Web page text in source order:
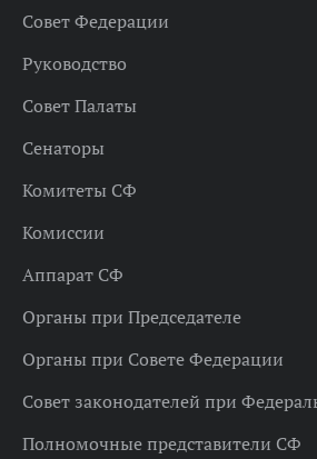
Совет Федерации
Руководство
Совет Палаты
Сенаторы
Комитеты СФ
Комиссии
Аппарат СФ
Органы при Председателе
Органы при Совете Федерации
Совет законодателей при
Полномочные представители СФ